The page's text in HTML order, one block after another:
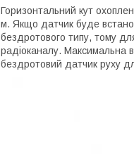
Горизонтальний кут
м. Якщо датчик буде
бездротового типу, тому
радіоканалу. Максимальна
бездротовий датчик руху